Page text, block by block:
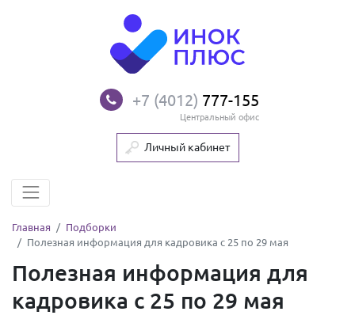
+7 (4012) 777-155
Центральный офис
Личный кабинет
Главная
Подборки
Полезная информация для кадровика с 25 по 29 мая
Полезная информация для
кадровика с 25 по 29 мая